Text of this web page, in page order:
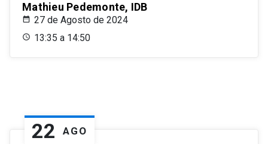
Mathieu Pedemonte, IDB
27 de Agosto de 2024
13:35 a 14:50
22 AGO